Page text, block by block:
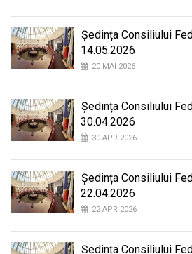
Ședința Consiliului
14.05.2026
20 MAI 2026
Ședința Consiliului
30.04.2026
30 APR 2026
Ședința Consiliului
22.04.2026
22 APR 2026
Ședința Consiliului